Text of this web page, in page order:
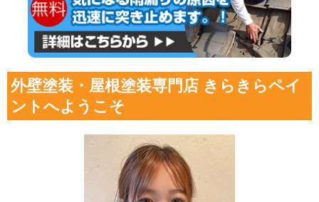
外壁塗装・屋根塗装専門店 きらきらペイ
ントへようこそ